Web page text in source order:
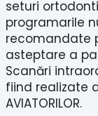
seturi
programarile
recomandate
asteptare a
Scanări
fiind realizate
AVIATORILOR.